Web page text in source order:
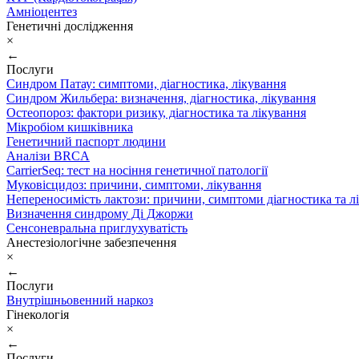
Амніоцентез
Генетичні дослідження
×
←
Послуги
Синдром Патау: симптоми, дiагностика, лiкування
Синдром Жильбера: визначення, діагностика, лікування
Остеопороз: фактори ризику, діагностика та лікування
Мікробіом кишківника
Генетичний паспорт людини
Аналізи BRCA
CarrierSeq: тест на носіння генетичної патології
Муковісцидоз: причини, симптоми, лікування
Непереносимість лактози: причини, симптоми діагностика та
Визначення синдрому Ді Джоржи
Сенсоневральна приглухуватість
Анестезіологічне забезпечення
×
←
Послуги
Внутрішньовенний наркоз
Гінекологія
×
←